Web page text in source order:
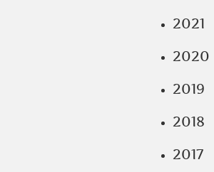
2021
2020
2019
2018
2017